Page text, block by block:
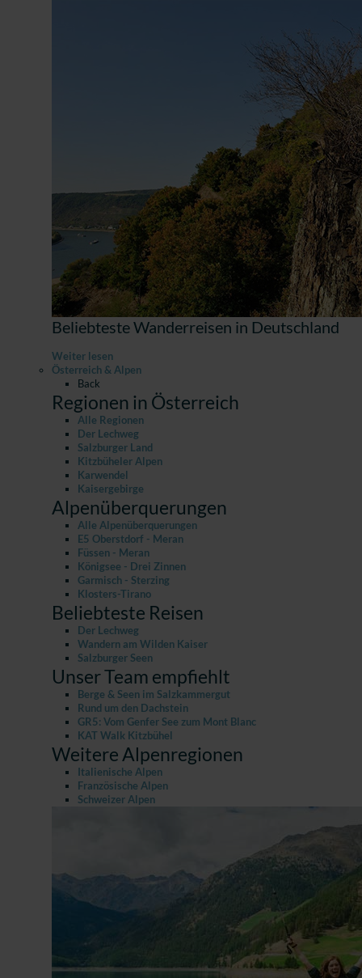
Beliebteste Wanderreisen in Deutschland
Weiter lesen
Österreich & Alpen
Back
Regionen in Österreich
Alle Regionen
Der Lechweg
Salzburger Land
Kitzbüheler Alpen
Karwendel
Kaisergebirge
Alpenüberquerungen
Alle Alpenüberquerungen
E5 Oberstdorf - Meran
Füssen - Meran
Königsee - Drei Zinnen
Garmisch - Sterzing
Klosters-Tirano
Beliebteste Reisen
Der Lechweg
Wandern am Wilden Kaiser
Salzburger Seen
Unser Team empfiehlt
Berge & Seen im Salzkammergut
Rund um den Dachstein
GR5: Vom Genfer See zum Mont Blanc
KAT Walk Kitzbühel
Weitere Alpenregionen
Italienische Alpen
Französische Alpen
Schweizer Alpen